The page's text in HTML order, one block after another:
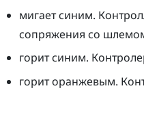
мигает синим.
сопряжения со
горит синим.
горит оранжевым.